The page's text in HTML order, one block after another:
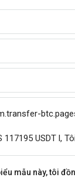
mẫu này, tôi